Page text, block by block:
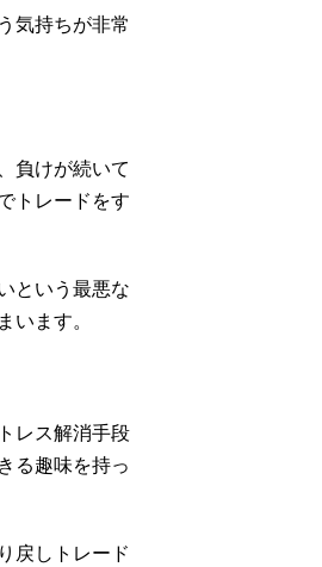
気持ちが非常
負けが続いて
トレードをす
という最悪な
います。
レス解消手段
る趣味を持っ
戻しトレード